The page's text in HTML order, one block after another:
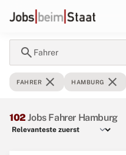
search Fahrer
FAHRER close HAMBURG close
102 Jobs Fahrer Hamburg